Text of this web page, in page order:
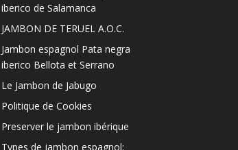
iberico de Salamanca
JAMBON DE TERUEL A.O.C.
Jambon espagnol Pata negra
iberico Bellota et Serrano
Le Jambon de Jabugo
Politique de Cookies
Preserver le jambon ibérique
Types de jambon espagnol: